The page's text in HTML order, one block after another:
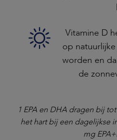
Vitamine D
op
worden en
de
1 EPA en DHA dragen bij
het hart bij een dagelijkse
mg